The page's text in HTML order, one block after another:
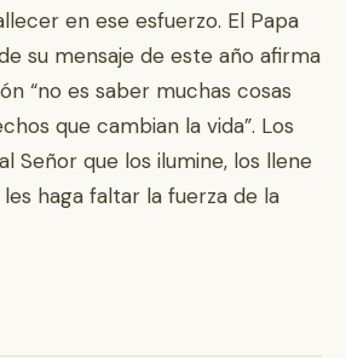
en ese esfuerzo. El Papa
su mensaje de este año afirma
“no es saber muchas cosas
que cambian la vida”. Los
Señor que los ilumine, los llene
haga faltar la fuerza de la